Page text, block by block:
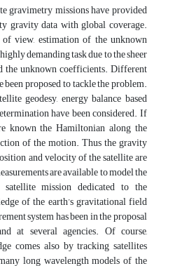
gravimetry missions have provided
gravity data with global coverage.
view, estimation of the unknown
demanding task due to the sheer
the unknown coefficients. Different
proposed to tackle the problem.
geodesy, energy balance based
have been considered. If
known the Hamiltonian along the
of the motion. Thus the gravity
and velocity of the satellite are
are available to model the
mission dedicated to the
of the earth’s gravitational field
system has been in the proposal
at several agencies. Of course,
comes also by tracking satellites
long wavelength models of the